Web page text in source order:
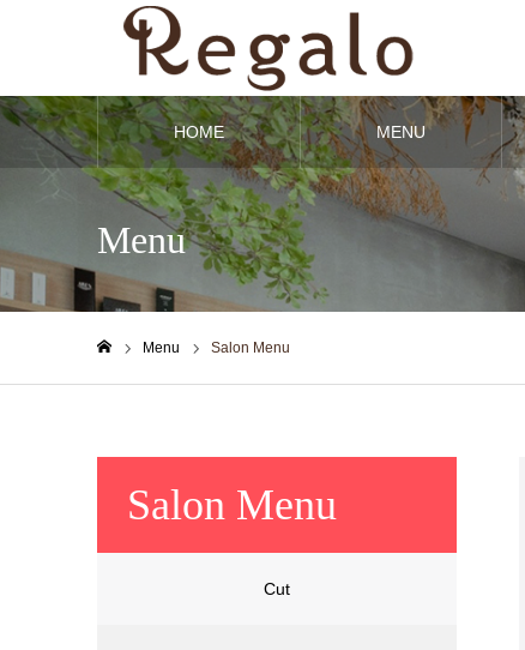
HOME MENU
Menu
Menu Salon Menu
Salon Menu
Cut